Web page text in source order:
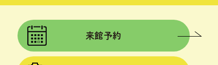
来館予約